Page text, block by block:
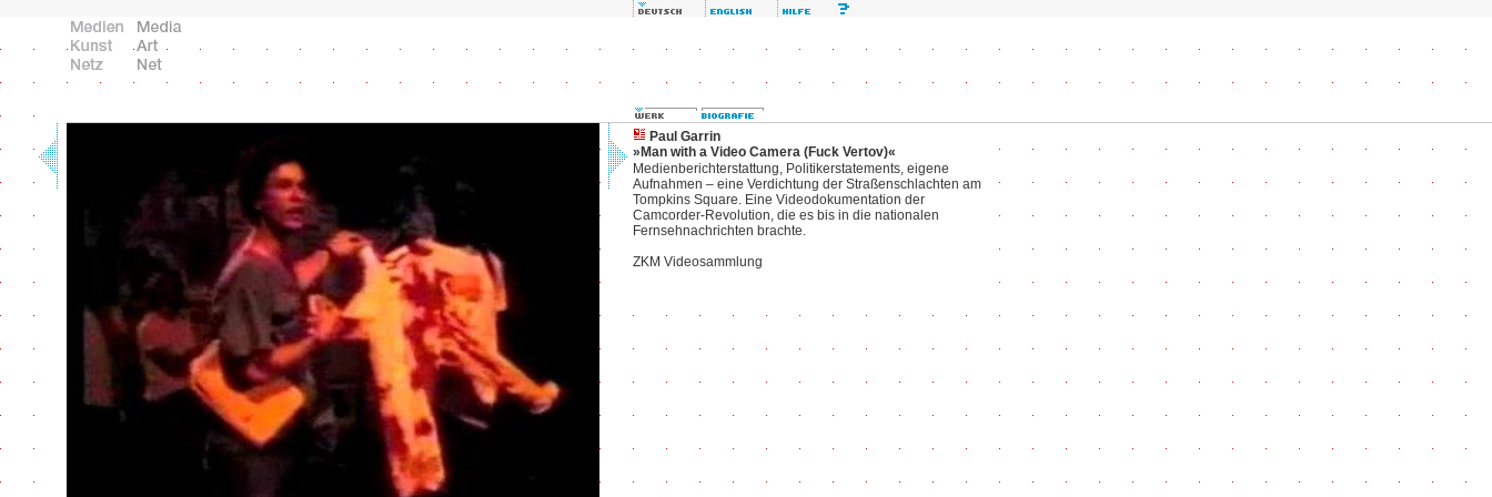
Paul Garrin
»Man with a Video Camera (Fuck Vertov)«
Medienberichterstattung, Politikerstatements, eigene
Aufnahmen – eine Verdichtung der Straßenschlachten am
Tompkins Square. Eine Videodokumentation der
Camcorder-Revolution, die es bis in die nationalen
Fernsehnachrichten brachte.
ZKM Videosammlung